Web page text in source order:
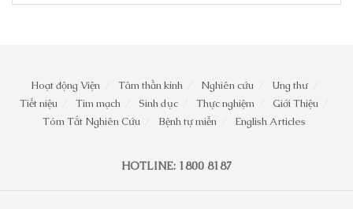
Hoạt động Viện Tâm thần kinh Nghiên cứu
Ung thư
Tiết niệu
Tim mạch Sinh dục Thực nghiệm
Giới Thiệu
Tóm Tắt Nghiên Cứu
Bệnh tự miễn English Articles
HOTLINE: 1800 8187